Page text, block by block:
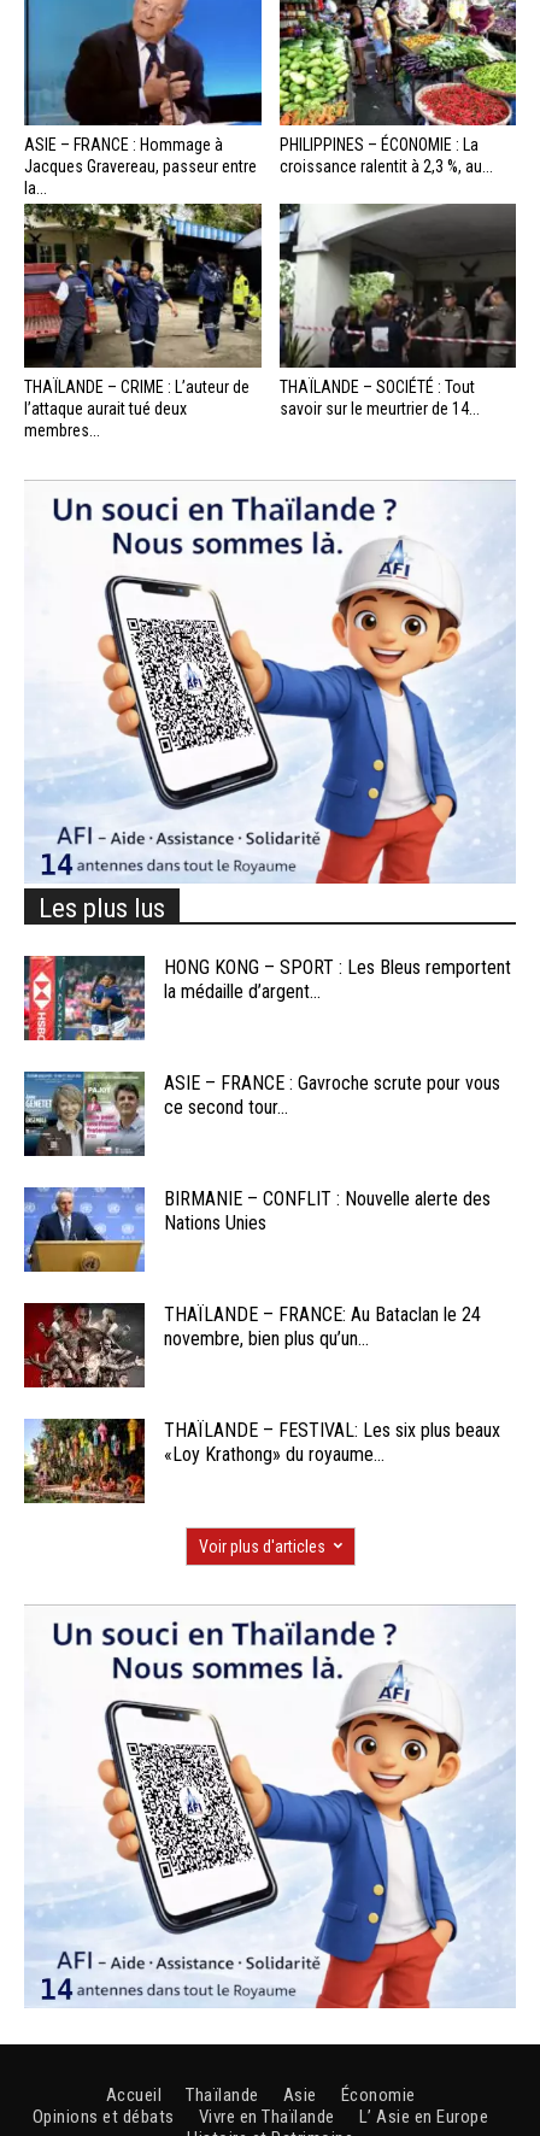
ASIE – FRANCE : Hommage à
Jacques Gravereau, passeur entre
la...
PHILIPPINES – ÉCONOMIE : La
croissance ralentit à 2,3 %, au...
THAÏLANDE – CRIME : L’auteur de
l’attaque aurait tué deux
membres...
THAÏLANDE – SOCIÉTÉ : Tout
savoir sur le meurtrier de 14...
Les plus lus
HONG KONG – SPORT : Les Bleus remportent
la médaille d’argent...
ASIE – FRANCE : Gavroche scrute pour vous
ce second tour...
BIRMANIE – CONFLIT : Nouvelle alerte des
Nations Unies
THAÏLANDE – FRANCE: Au Bataclan le 24
novembre, bien plus qu’un...
THAÏLANDE – FESTIVAL: Les six plus beaux
«Loy Krathong» du royaume...
Voir plus d'articles
Accueil Thaïlande Asie
Économie
Opinions et débats
Vivre en Thaïlande
L’ Asie en Europe